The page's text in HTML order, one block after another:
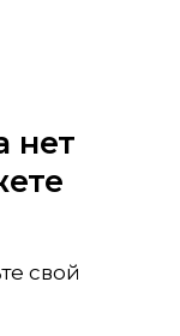
нет
свой